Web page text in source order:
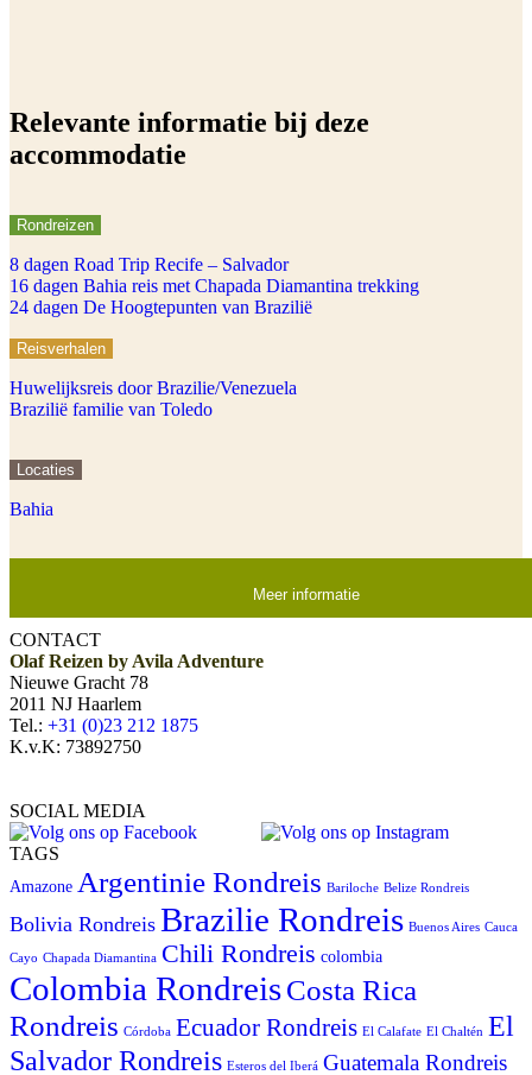
Relevante informatie bij deze
accommodatie
Rondreizen
8 dagen Road Trip Recife – Salvador
16 dagen Bahia reis met Chapada Diamantina trekking
24 dagen De Hoogtepunten van Brazilië
Reisverhalen
Huwelijksreis door Brazilie/Venezuela
Brazilië familie van Toledo
Locaties
Bahia
Meer informatie
CONTACT
Olaf Reizen by Avila Adventure
Nieuwe Gracht 78
2011 NJ Haarlem
Tel.: +31 (0)23 212 1875
K.v.K: 73892750
SOCIAL MEDIA
TAGS
Amazone Argentinie Rondreis Bariloche Belize Rondreis
Bolivia Rondreis Brazilie Rondreis Buenos Aires Cauca
Cayo Chapada Diamantina Chili Rondreis colombia
Colombia RondreisCosta Rica
Rondreis Córdoba Ecuador Rondreis El Calafate El Chaltén El
Salvador Rondreis Esteros del Iberá Guatemala Rondreis